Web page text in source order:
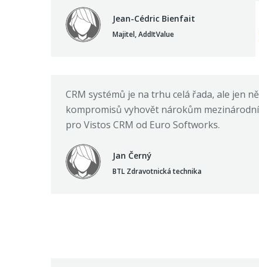
Jean-Cédric Bienfait
Majitel, AddItValue
CRM systémů je na trhu celá řada, ale jen
kompromisů vyhovět nárokům
pro Vistos CRM od Euro Softworks.
Jan Černý
BTL Zdravotnická technika